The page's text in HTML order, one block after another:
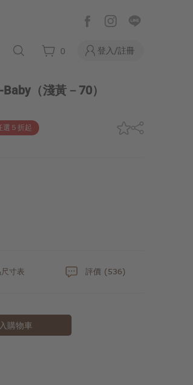
0 登入/註冊
Baby （淺黃－70）
選５折起
寸表 評價 (536)
購物車